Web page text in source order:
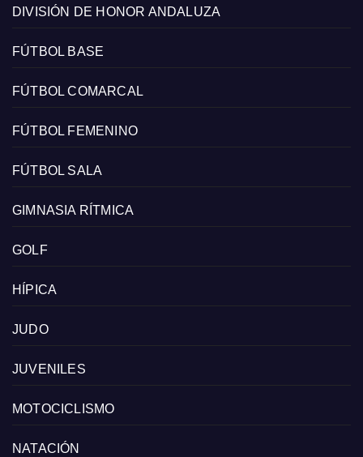
DIVISIÓN DE HONOR ANDALUZA
FÚTBOL BASE
FÚTBOL COMARCAL
FÚTBOL FEMENINO
FÚTBOL SALA
GIMNASIA RÍTMICA
GOLF
HÍPICA
JUDO
JUVENILES
MOTOCICLISMO
NATACIÓN